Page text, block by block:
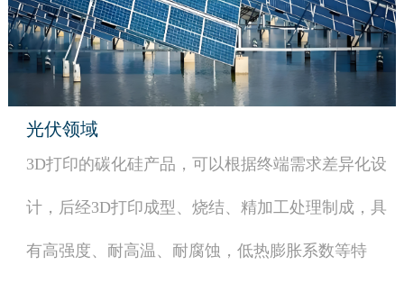
光伏领域
3D打印的碳化硅产品，可以根据终端需求差异化设
计，后经3D打印成型、烧结、精加工处理制成，具
有高强度、耐高温、耐腐蚀，低热膨胀系数等特